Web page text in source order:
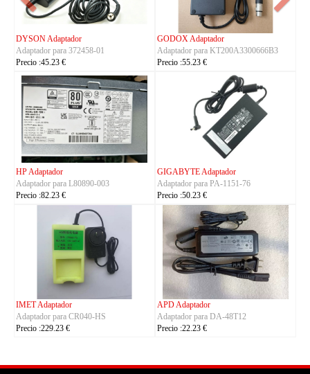
FSP Adaptador
Adaptador para FSP330-ACAU3
Precio :164.23 €
HUAWEI Adaptador
Adaptador para S190126D1D
Precio :40.23 €
TRIMBLE Adaptador
Adaptador para
Charger_Dual_Battery_Slot
Precio :149.23 €
ASUS Adaptador
Adaptador para A14-150P1A
Precio :42.23 €
ASUS Adaptador
Adaptador para ADP-380AB_B
Precio :86.23 €
OLYMPUS Adaptador
Adaptador para CH4000
Precio :100.23 €